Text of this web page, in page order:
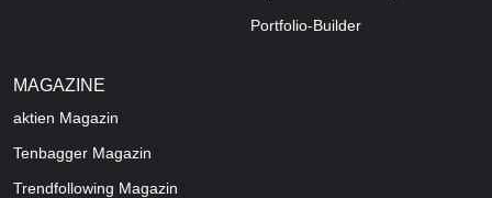
Portfolio-Builder
MAGAZINE
aktien Magazin
Tenbagger Magazin
Trendfollowing Magazin